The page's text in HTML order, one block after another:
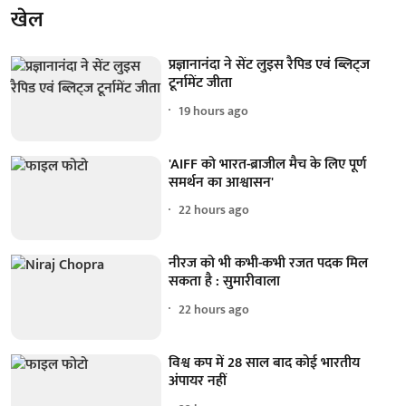
खेल
प्रज्ञानानंदा ने सेंट लुइस रैपिड एवं ब्लिट्ज
टूर्नामेंट जीता
19 hours ago
'AIFF को भारत-ब्राजील मैच के लिए पूर्ण
समर्थन का आश्वासन'
22 hours ago
नीरज को भी कभी-कभी रजत पदक मिल
सकता है : सुमारीवाला
22 hours ago
विश्व कप में 28 साल बाद कोई भारतीय
अंपायर नहीं